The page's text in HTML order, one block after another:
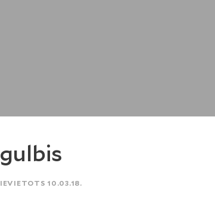
gulbis
IEVIETOTS 10.03.18.